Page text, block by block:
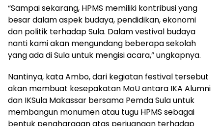
“Sampai sekarang, HPMS memiliki kontribusi yang
besar dalam aspek budaya, pendidikan, ekonomi
dan politik terhadap Sula. Dalam vestival budaya
nanti kami akan mengundang beberapa sekolah
yang ada di Sula untuk mengisi acara,” ungkapnya.
Nantinya, kata Ambo, dari kegiatan festival tersebut
akan membuat kesepakatan MoU antara IKA Alumni
dan IKSula Makassar bersama Pemda Sula untuk
membangun monumen atau tugu HPMS sebagai